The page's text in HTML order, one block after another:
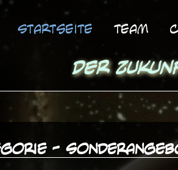
Startseite Team
Der
-